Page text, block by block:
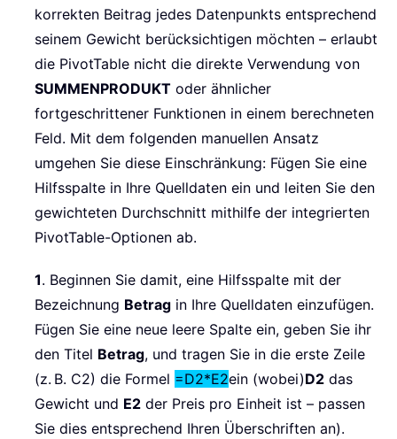
korrekten Beitrag jedes Datenpunkts entsprechend
seinem Gewicht berücksichtigen möchten – erlaubt
die PivotTable nicht die direkte Verwendung von
SUMMENPRODUKT oder ähnlicher
fortgeschrittener Funktionen in einem berechneten
Feld. Mit dem folgenden manuellen Ansatz
umgehen Sie diese Einschränkung: Fügen Sie eine
Hilfsspalte in Ihre Quelldaten ein und leiten Sie den
gewichteten Durchschnitt mithilfe der integrierten
PivotTable-Optionen ab.
1. Beginnen Sie damit, eine Hilfsspalte mit der
Bezeichnung Betrag in Ihre Quelldaten einzufügen.
Fügen Sie eine neue leere Spalte ein, geben Sie ihr
den Titel Betrag, und tragen Sie in die erste Zeile
(z. B. C2) die Formel =D2*E2ein (wobei)D2 das
Gewicht und E2 der Preis pro Einheit ist – passen
Sie dies entsprechend Ihren Überschriften an).